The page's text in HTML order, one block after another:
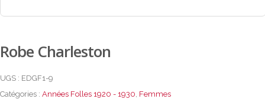
Robe Charleston
UGS : EDGF1-9
Catégories : Années Folles 1920 - 1930 Femmes